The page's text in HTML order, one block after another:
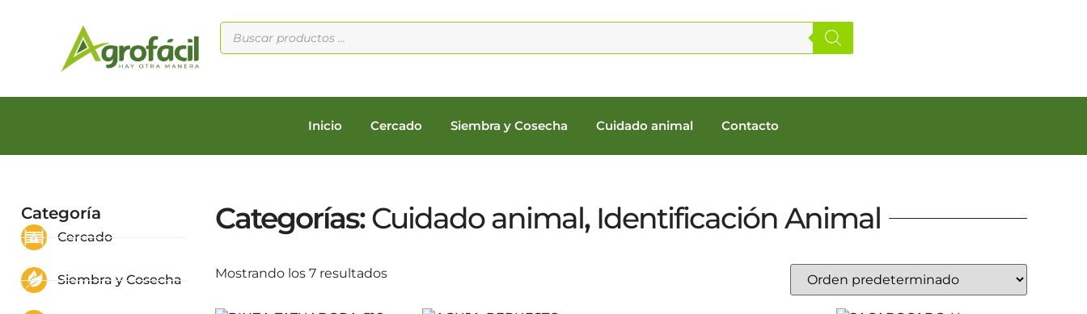
Inicio Cercado Siembra y Cosecha Cuidado animal Contacto
Categoría
Cercado
Siembra y Cosecha
Categorías:Cuidado animal, Identificación Animal
Mostrando los 7 resultados